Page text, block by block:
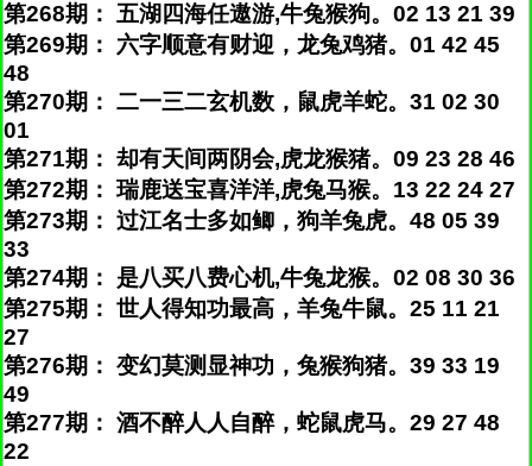
第268期： 五湖四海任遨游,牛兔猴狗。02 13 21 39
第269期： 六字顺意有财迎，龙兔鸡猪。01 42 45
48
第270期： 二一三二玄机数，鼠虎羊蛇。31 02 30
01
第271期： 却有天间两阴会,虎龙猴猪。09 23 28 46
第272期： 瑞鹿送宝喜洋洋,虎兔马猴。13 22 24 27
第273期： 过江名士多如鲫，狗羊兔虎。48 05 39
33
第274期： 是八买八费心机,牛兔龙猴。02 08 30 36
第275期： 世人得知功最高，羊兔牛鼠。25 11 21
27
第276期： 变幻莫测显神功，兔猴狗猪。39 33 19
49
第277期： 酒不醉人人自醉，蛇鼠虎马。29 27 48
22